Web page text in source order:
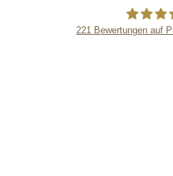
221 Bewertungen auf